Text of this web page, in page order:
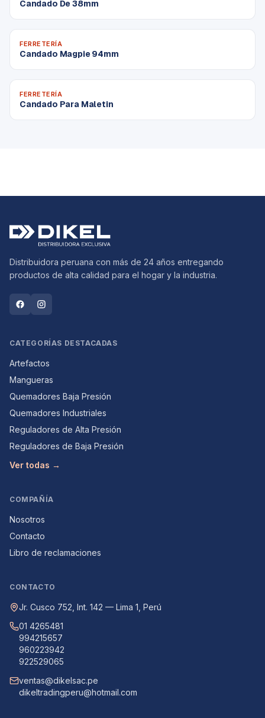
Candado De 38mm
FERRETERÍA
Candado Magpie 94mm
FERRETERÍA
Candado Para Maletin
Distribuidora peruana con más de 24 años entregando
productos de alta calidad para el hogar y la industria.
CATEGORÍAS DESTACADAS
Artefactos
Mangueras
Quemadores Baja Presión
Quemadores Industriales
Reguladores de Alta Presión
Reguladores de Baja Presión
Ver todas →
COMPAÑÍA
Nosotros
Contacto
Libro de reclamaciones
CONTACTO
Jr. Cusco 752, Int. 142 — Lima 1, Perú
01 4265481
994215657
960223942
922529065
ventas@dikelsac.pe
dikeltradingperu@hotmail.com